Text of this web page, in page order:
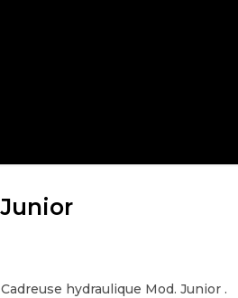
Junior
Cadreuse hydraulique Mod. Junior .